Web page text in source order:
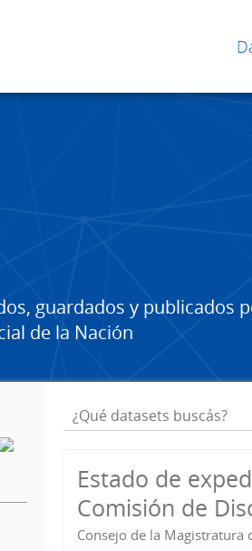
guardados y publicados
de la Nación
Estado de
Comisión de
Consejo de la Magistratura